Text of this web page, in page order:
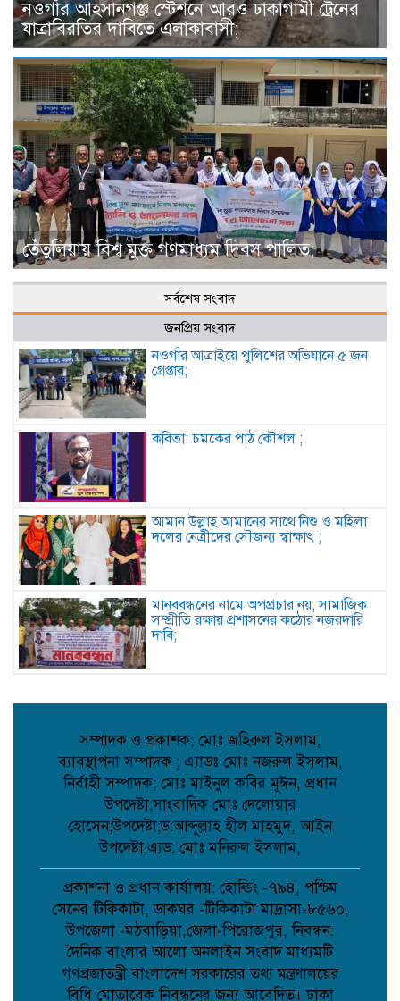
নওগাঁর আহসানগঞ্জ স্টেশনে আরও ঢাকাগামী ট্রেনের
যাত্রাবিরতির দাবিতে এলাকাবাসী;
তেঁতুলিয়ায় বিশ্ব মুক্ত গণমাধ্যম দিবস পালিত;
সর্বশেষ সংবাদ
জনপ্রিয় সংবাদ
নওগাঁর আত্রাইয়ে পুলিশের অভিযানে ৫ জন
গ্রেপ্তার;
কবিতা: চমকের পাঠ কৌশল ;
আমান উল্লাহ আমানের সাথে নিশু ও মহিলা
দলের নেত্রীদের সৌজন্য স্বাক্ষাৎ ;
মানববন্ধনের নামে অপপ্রচার নয়, সামাজিক
সম্প্রীতি রক্ষায় প্রশাসনের কঠোর নজরদারি
দাবি;
ইউনিয়নের মাটি ও মানুষের আস্থার প্রতীক;
কবিতা: লেখক ছড়া ;
বাগেরহাটে মারধর ও হত্যাচেষ্টার অভিযোগে
আদালতে মামলা, ৫ জন আসামি;
টানা বৃষ্টিতে আত্রাইয়ে বেড়েছে সবজির দাম,
ভোগান্তিতে সাধারণ মানুষ;
সম্পাদক ও প্রকাশক; মোঃ জহিরুল ইসলাম,
ব্যাবস্থাপনা সম্পাদক ; এ্যাডঃ মোঃ নজরুল ইসলাম,
নির্বাহী সম্পাদক; মোঃ মাইনুল কবির মূঈন, প্রধান
উপদেষ্টা;সাংবাদিক মোঃ দেলোয়ার
হোসেন;উপদেষ্টা;ড:আব্দূল্লাহ হীল মাহমুদ, আইন
উপদেষ্টা;এ্যড: মোঃ মনিরুল ইসলাম,
প্রকাশনা ও প্রধান কার্যালয়: হোল্ডিং -৭৯৪, পশ্চিম
সেনের টিকিকাটা, ডাকঘর -টিকিকাটা মাদ্রাসা-৮৫৬০,
উপজেলা -মঠবাড়িয়া,জেলা-পিরোজপুর, নিবন্ধন:
দৈনিক বাংলার আলো অনলাইন সংবাদ মাধ্যমটি
গণপ্রজাতন্ত্রী বাংলাদেশ সরকারের তথ্য মন্ত্রণালয়ের
বিধি মোতাবেক নিবন্ধনের জন্য আবেদিত। ঢাকা